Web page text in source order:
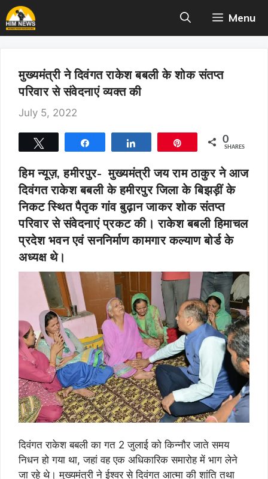
Skip
to
content
Menu
मुख्यमंत्री ने दिवंगत राकेश बबली के शोक संतप्त
परिवार से संवेदनाएं व्यक्त की
July 5, 2022
0
SHARES
हिम न्यूज़, हमीरपुर- मुख्यमंत्री जय राम ठाकुर ने आज
दिवंगत राकेश बबली के हमीरपुर जिला के बिझड़ीं के
निकट स्थित पैतृक गांव बुढ़ान जाकर शोक संतप्त
परिवार से संवेदनाएं प्रकट की। राकेश बबली हिमाचल
प्रदेश भवन एवं सननिर्माण कामगार कल्याण बोर्ड के
अध्यक्ष थे।
दिवंगत राकेश बबली का गत 2 जुलाई को किन्नौर जाते समय
निधन हो गया था, जहां वह एक अधिकारिक समारोह में भाग लेने
जा रहे थे। मुख्यमंत्री ने ईश्वर से दिवंगत आत्मा की शांति तथा